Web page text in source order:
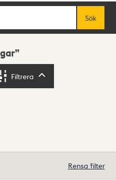
Sök
Filtrera
Rensa filter